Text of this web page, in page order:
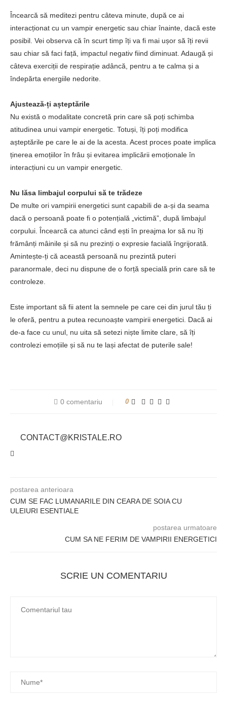
Încearcă să meditezi pentru câteva minute, după ce ai
interacționat cu un vampir energetic sau chiar înainte, dacă este
posibil. Vei observa că în scurt timp îți va fi mai ușor să îți revii
sau chiar să faci față, impactul negativ fiind diminuat. Adaugă și
câteva exerciții de respirație adâncă, pentru a te calma și a
îndepărta energiile nedorite.
Ajustează-ți așteptările
Nu există o modalitate concretă prin care să poți schimba
atitudinea unui vampir energetic. Totuși, îți poți modifica
așteptările pe care le ai de la acesta. Acest proces poate implica
ținerea emoțiilor în frâu și evitarea implicării emoționale în
interacțiuni cu un vampir energetic.
Nu lăsa limbajul corpului să te trădeze
De multe ori vampirii energetici sunt capabili de a-și da seama
dacă o persoană poate fi o potențială „victimă”, după limbajul
corpului. Încearcă ca atunci când ești în preajma lor să nu îți
frămânți mâinile și să nu prezinți o expresie facială îngrijorată.
Amintește-ți că această persoană nu prezintă puteri
paranormale, deci nu dispune de o forță specială prin care să te
controleze.
Este important să fii atent la semnele pe care cei din jurul tău ți
le oferă, pentru a putea recunoaște vampirii energetici. Dacă ai
de-a face cu unul, nu uita să setezi niște limite clare, să îți
controlezi emoțiile și să nu te lași afectat de puterile sale!
0 comentariu 0
CONTACT@KRISTALE.RO
postarea anterioara
CUM SE FAC LUMANARILE DIN CEARA DE SOIA CU
ULEIURI ESENTIALE
postarea urmatoare
CUM SA NE FERIM DE VAMPIRII ENERGETICI
SCRIE UN COMENTARIU